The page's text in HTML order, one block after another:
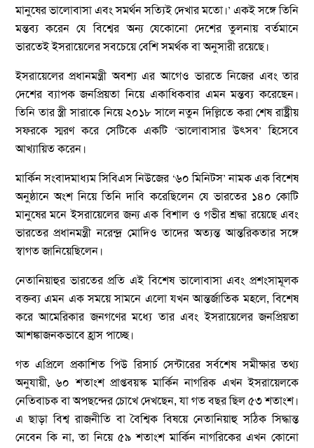
মানুষের ভালোবাসা এবং সমর্থন সত্যিই দেখার মতো।’ একই সঙ্গে তিনি
মন্তব্য করেন যে বিশ্বের অন্য যেকোনো দেশের তুলনায় বর্তমানে
ভারতেই ইসরায়েলের সবচেয়ে বেশি সমর্থক বা অনুসারী রয়েছে।
ইসরায়েলের প্রধানমন্ত্রী অবশ্য এর আগেও ভারতে নিজের এবং তার
দেশের ব্যাপক জনপ্রিয়তা নিয়ে একাধিকবার এমন মন্তব্য করেছেন।
তিনি তার স্ত্রী সারাকে নিয়ে ২০১৮ সালে নতুন দিল্লিতে করা শেষ রাষ্ট্রীয়
সফরকে স্মরণ করে সেটিকে একটি ‘ভালোবাসার উৎসব’ হিসেবে
আখ্যায়িত করেন।
মার্কিন সংবাদমাধ্যম সিবিএস নিউজের ‘৬০ মিনিটস’ নামক এক বিশেষ
অনুষ্ঠানে অংশ নিয়ে তিনি দাবি করেছিলেন যে ভারতের ১৪০ কোটি
মানুষের মনে ইসরায়েলের জন্য এক বিশাল ও গভীর শ্রদ্ধা রয়েছে এবং
ভারতের প্রধানমন্ত্রী নরেন্দ্র মোদিও তাদের অত্যন্ত আন্তরিকতার সঙ্গে
স্বাগত জানিয়েছিলেন।
নেতানিয়াহুর ভারতের প্রতি এই বিশেষ ভালোবাসা এবং প্রশংসামূলক
বক্তব্য এমন এক সময়ে সামনে এলো যখন আন্তর্জাতিক মহলে, বিশেষ
করে আমেরিকার জনগণের মধ্যে তার এবং ইসরায়েলের জনপ্রিয়তা
আশঙ্কাজনকভাবে হ্রাস পাচ্ছে।
গত এপ্রিলে প্রকাশিত পিউ রিসার্চ সেন্টারের সর্বশেষ সমীক্ষার তথ্য
অনুযায়ী, ৬০ শতাংশ প্রাপ্তবয়স্ক মার্কিন নাগরিক এখন ইসরায়েলকে
নেতিবাচক বা অপছন্দের চোখে দেখছেন, যা গত বছর ছিল ৫৩ শতাংশ।
এ ছাড়া বিশ্ব রাজনীতি বা বৈশ্বিক বিষয়ে নেতানিয়াহু সঠিক সিদ্ধান্ত
নেবেন কি না, তা নিয়ে ৫৯ শতাংশ মার্কিন নাগরিকের এখন কোনো